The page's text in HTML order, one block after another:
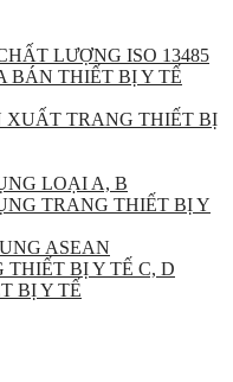
LƯỢNG ISO 13485
BÁN THIẾT BỊ Y TẾ
TRANG THIẾT BỊ
LOẠI A, B
TRANG THIẾT BỊ Y
ASEAN
BỊ Y TẾ C, D
BỊ Y TẾ